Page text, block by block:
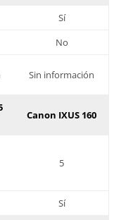
Sí
No
Sin información
Canon IXUS 160
5
Sí